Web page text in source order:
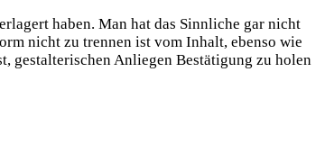
haben. Man hat das Sinnliche gar nicht
nicht zu trennen ist vom Inhalt, ebenso wie
gestalterischen Anliegen Bestätigung zu holen